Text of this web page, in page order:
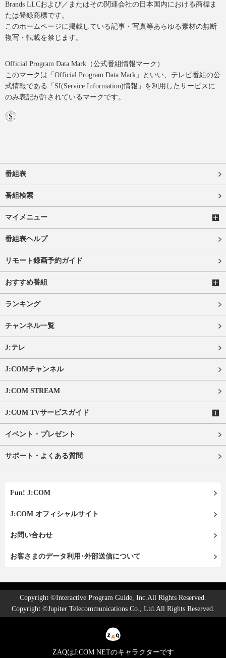
Brands LLCおよび／またはその関連会社の日本国内における商標ま
たは登録商標です。
このホームページに掲載している記事・写真等あらゆる素材の無断
複写・転載を禁じます。
Official Program Data Mark（公式番組情報マーク）
このマークは「Official Program Data Mark」といい、テレビ番組の公
式情報である「SI(Service Information)情報」を利用したサービスに
のみ表記が許されているマークです。
番組表
番組検索
マイメニュー
番組表ヘルプ
リモート録画予約ガイド
おすすめ番組
ランキング
チャンネル一覧
J:テレ
J:COMチャンネル
J:COM STREAM
J:COM TVサービスガイド
イベント・プレゼント
サポート・よくある質問
Fun! J:COM
J:COM オフィシャルサイト
お問い合わせ
お客さまのデータ利用･外部送信について
Copyright ©Interactive Program Guide, Inc.All Rights Reserved.
Copyright ©Jupiter Telecommunications Co., Ltd.All Rights Reserved.
ZAQはJ:COM NETのキャラクターです